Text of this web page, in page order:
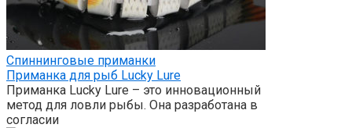
Спиннинговые приманки
Приманка для рыб Lucky Lure
Приманка Lucky Lure – это инновационный
метод для ловли рыбы. Она разработана в
согласии